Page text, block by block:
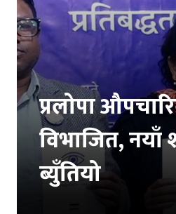
प्रलोपा
विभाजित, नयाँ
ब्युँतियो